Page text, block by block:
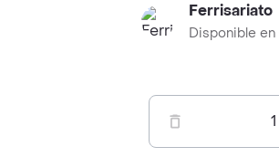
Ferrisariato
Disponible en
1